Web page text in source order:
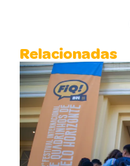
Relacionadas